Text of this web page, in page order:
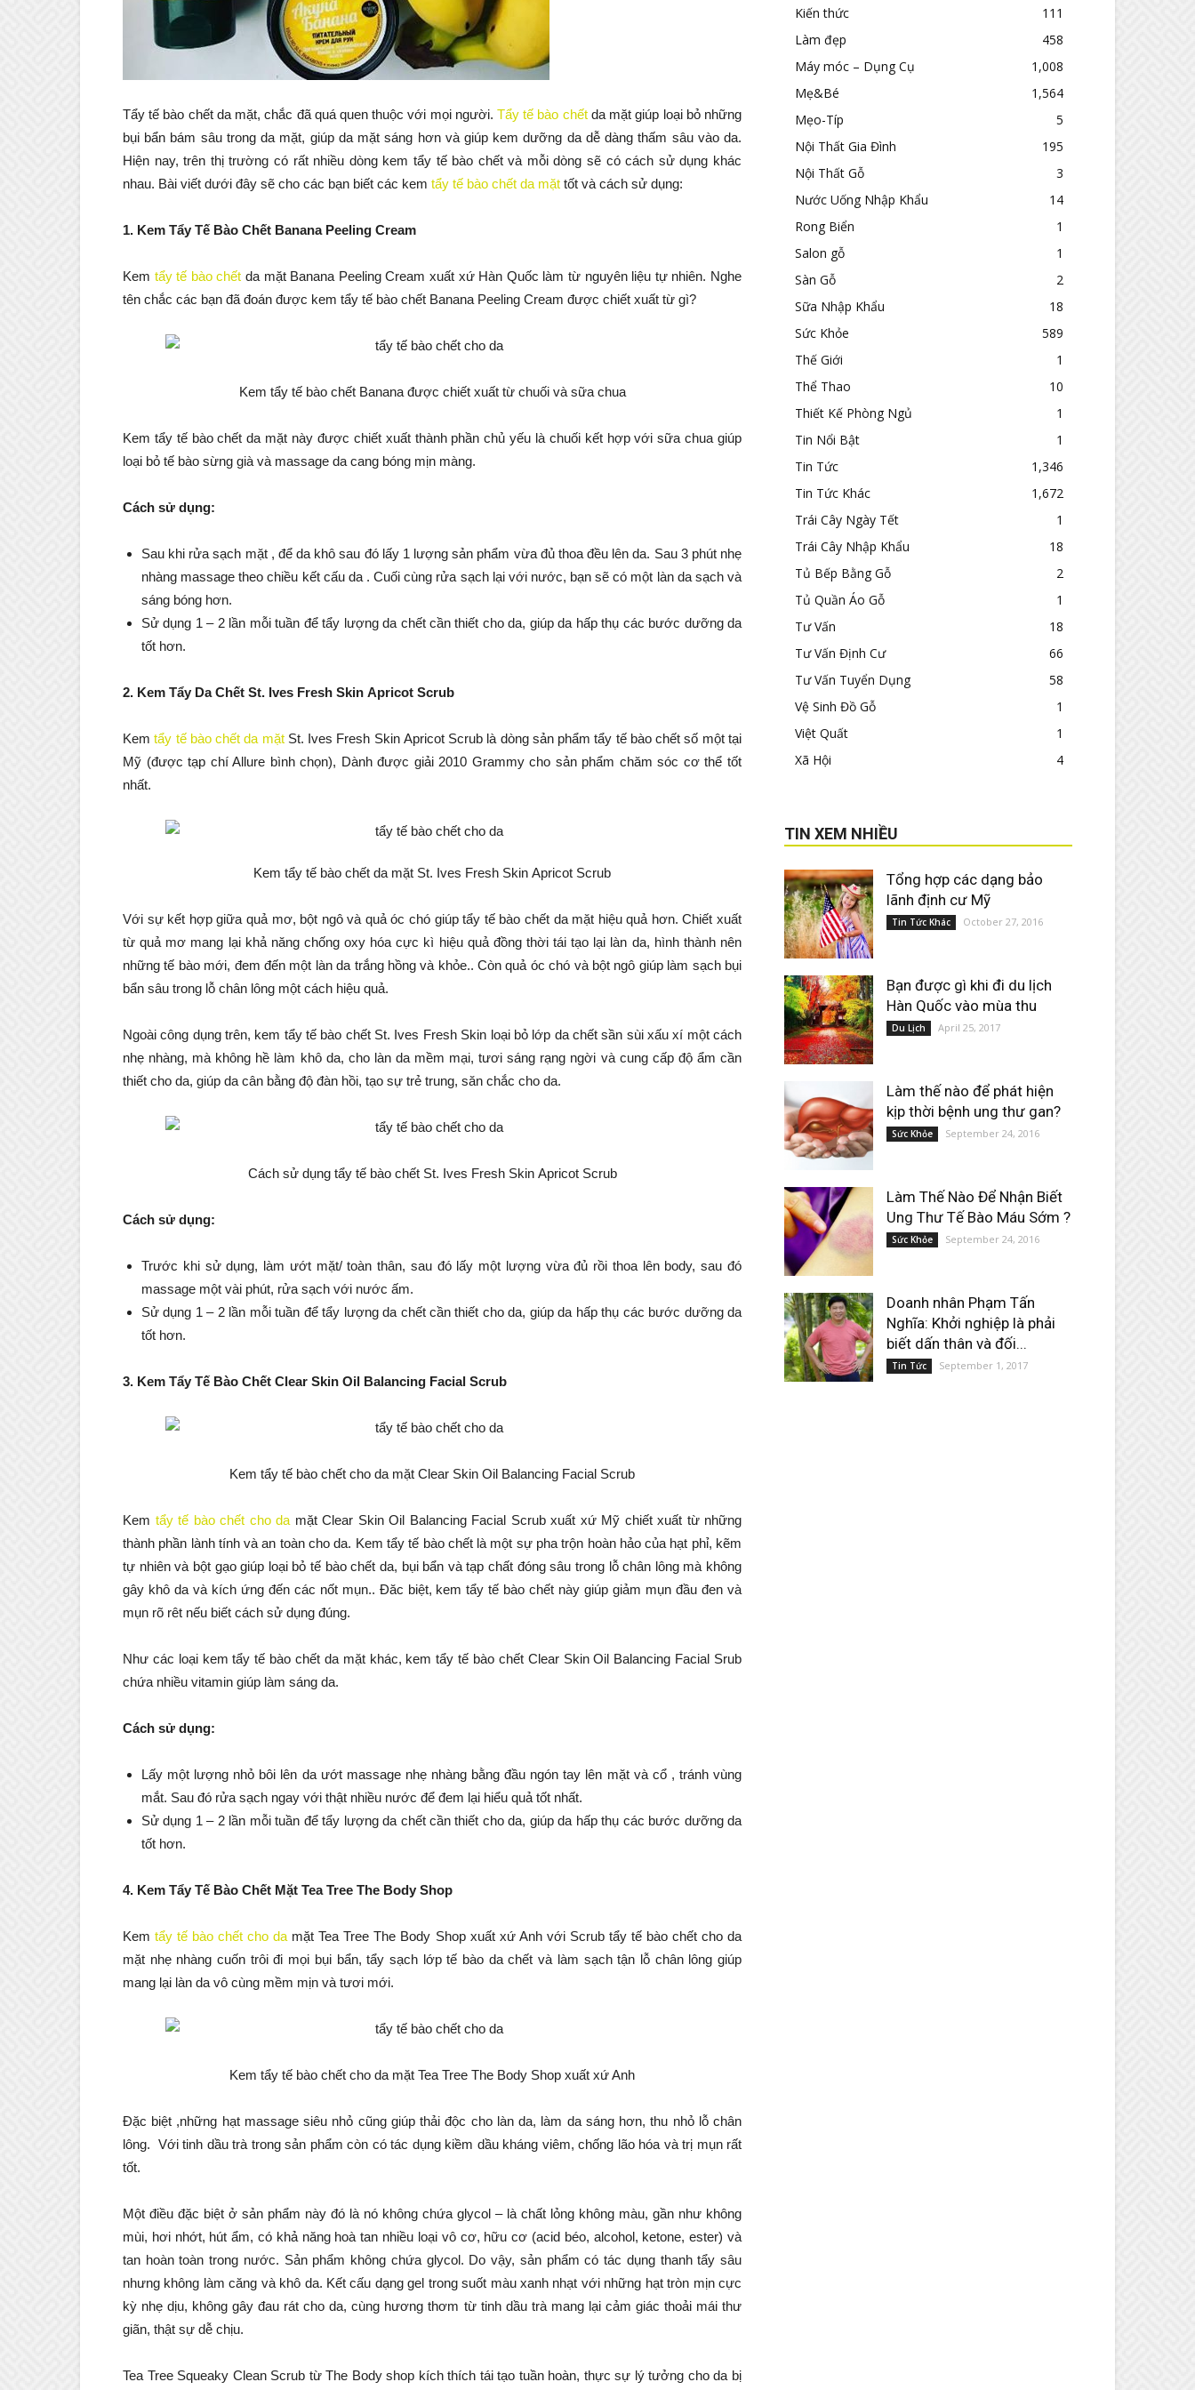
Tẩy tế bào chết da mặt, chắc đã quá quen thuộc với mọi người.Tẩy tế bào chếtda mặt giúp loại bỏ những
bụi bẩn bám sâu trong da mặt, giúp da mặt sáng hơn và giúp kem dưỡng da dễ dàng thấm sâu vào da.
Hiện nay, trên thị trường có rất nhiều dòng kem tẩy tế bào chết và mỗi dòng sẽ có cách sử dụng khác
nhau. Bài viết dưới đây sẽ cho các bạn biết các kem tẩy tế bào chết da mặt tốt và cách sử dụng:
1. Kem Tẩy Tế Bào Chết Banana Peeling Cream
Kem tẩy tế bào chết da mặt Banana Peeling Cream xuất xứ Hàn Quốc làm từ nguyên liệu tự nhiên. Nghe
tên chắc các bạn đã đoán được kem tẩy tế bào chết Banana Peeling Cream được chiết xuất từ gì?
Kem tẩy tế bào chết Banana được chiết xuất từ chuối và sữa chua
Kem tẩy tế bào chết da mặt này được chiết xuất thành phần chủ yếu là chuối kết hợp với sữa chua giúp
loại bỏ tế bào sừng già và massage da cang bóng mịn màng.
Cách sử dụng:
Sau khi rửa sạch mặt , để da khô sau đó lấy 1 lượng sản phẩm vừa đủ thoa đều lên da. Sau 3 phút nhẹ
nhàng massage theo chiều kết cấu da . Cuối cùng rửa sạch lại với nước, bạn sẽ có một làn da sạch và
sáng bóng hơn.
Sử dụng 1 – 2 lần mỗi tuần để tẩy lượng da chết cần thiết cho da, giúp da hấp thụ các bước dưỡng da
tốt hơn.
2. Kem Tẩy Da Chết St. Ives Fresh Skin Apricot Scrub
Kemtẩy tế bào chết da mặtSt. Ives Fresh Skin Apricot Scrub là dòng sản phẩm tẩy tế bào chết số một tại
Mỹ (được tạp chí Allure bình chọn), Dành được giải 2010 Grammy cho sản phẩm chăm sóc cơ thể tốt
nhất.
Kem tẩy tế bào chết da mặt St. Ives Fresh Skin Apricot Scrub
Với sự kết hợp giữa quả mơ, bột ngô và quả óc chó giúp tẩy tế bào chết da mặt hiệu quả hơn. Chiết xuất
từ quả mơ mang lại khả năng chống oxy hóa cực kì hiệu quả đồng thời tái tạo lại làn da, hình thành nên
những tế bào mới, đem đến một làn da trắng hồng và khỏe.. Còn quả óc chó và bột ngô giúp làm sạch bụi
bẩn sâu trong lỗ chân lông một cách hiệu quả.
Ngoài công dụng trên, kem tẩy tế bào chết St. Ives Fresh Skin loại bỏ lớp da chết sần sùi xấu xí một cách
nhẹ nhàng, mà không hề làm khô da, cho làn da mềm mại, tươi sáng rạng ngời và cung cấp độ ẩm cần
thiết cho da, giúp da cân bằng độ đàn hồi, tạo sự trẻ trung, săn chắc cho da.
Cách sử dụng tẩy tế bào chết St. Ives Fresh Skin Apricot Scrub
Cách sử dụng:
Trước khi sử dụng, làm ướt mặt/ toàn thân, sau đó lấy một lượng vừa đủ rồi thoa lên body, sau đó
massage một vài phút, rửa sạch với nước ấm.
Sử dụng 1 – 2 lần mỗi tuần để tẩy lượng da chết cần thiết cho da, giúp da hấp thụ các bước dưỡng da
tốt hơn.
3. Kem Tẩy Tế Bào Chết Clear Skin Oil Balancing Facial Scrub
Kem tẩy tế bào chết cho da mặt Clear Skin Oil Balancing Facial Scrub
Kem tẩy tế bào chết cho da mặt Clear Skin Oil Balancing Facial Scrub xuất xứ Mỹ chiết xuất từ những
thành phần lành tính và an toàn cho da. Kem tẩy tế bào chết là một sự pha trộn hoàn hảo của hạt phỉ, kẽm
tự nhiên và bột gạo giúp loại bỏ tế bào chết da, bụi bẩn và tạp chất đóng sâu trong lỗ chân lông mà không
gây khô da và kích ứng đến các nốt mụn.. Đăc biệt, kem tẩy tế bào chết này giúp giảm mụn đầu đen và
mụn rõ rêt nếu biết cách sử dụng đúng.
Như các loại kem tẩy tế bào chết da mặt khác, kem tẩy tế bào chết Clear Skin Oil Balancing Facial Srub
chứa nhiều vitamin giúp làm sáng da.
Cách sử dụng:
Lấy một lượng nhỏ bôi lên da ướt massage nhẹ nhàng bằng đầu ngón tay lên mặt và cổ , tránh vùng
mắt. Sau đó rửa sạch ngay với thật nhiều nước để đem lại hiểu quả tốt nhất.
Sử dụng 1 – 2 lần mỗi tuần để tẩy lượng da chết cần thiết cho da, giúp da hấp thụ các bước dưỡng da
tốt hơn.
4. Kem Tẩy Tế Bào Chết Mặt Tea Tree The Body Shop
Kemtẩy tế bào chết cho da mặt Tea Tree The Body Shop xuất xứ Anh với Scrub tẩy tế bào chết cho da
mặt nhẹ nhàng cuốn trôi đi mọi bụi bẩn, tẩy sạch lớp tế bào da chết và làm sạch tận lỗ chân lông giúp
mang lại làn da vô cùng mềm mịn và tươi mới.
Kem tẩy tế bào chết cho da mặt Tea Tree The Body Shop xuất xứ Anh
Đặc biệt ,những hạt massage siêu nhỏ cũng giúp thải độc cho làn da, làm da sáng hơn, thu nhỏ lỗ chân
lông. Với tinh dầu trà trong sản phẩm còn có tác dụng kiềm dầu kháng viêm, chống lão hóa và trị mụn rất
tốt.
Một điều đặc biệt ở sản phẩm này đó là nó không chứa glycol – là chất lỏng không màu, gần như không
mùi, hơi nhớt, hút ẩm, có khả năng hoà tan nhiều loại vô cơ, hữu cơ (acid béo, alcohol, ketone, ester) và
tan hoàn toàn trong nước. Sản phẩm không chứa glycol. Do vậy, sản phẩm có tác dụng thanh tẩy sâu
nhưng không làm căng và khô da. Kết cấu dạng gel trong suốt màu xanh nhạt với những hạt tròn mịn cực
kỳ nhẹ dịu, không gây đau rát cho da, cùng hương thơm từ tinh dầu trà mang lại cảm giác thoải mái thư
giãn, thật sự dễ chịu.
Tea Tree Squeaky Clean Scrub từ The Body shop kích thích tái tạo tuần hoàn, thực sự lý tưởng cho da bị
Kiến thức
111
Làm đẹp
458
Máy móc – Dụng Cụ
1,008
Mẹ&Bé
1,564
Mẹo-Típ
5
Nội Thất Gia Đình
195
Nội Thất Gỗ
3
Nước Uống Nhập Khẩu
14
Rong Biển
1
Salon gỗ
1
Sàn Gỗ
2
Sữa Nhập Khẩu
18
Sức Khỏe
589
Thế Giới
1
Thể Thao
10
Thiết Kế Phòng Ngủ
1
Tin Nổi Bật
1
Tin Tức
1,346
Tin Tức Khác
1,672
Trái Cây Ngày Tết
1
Trái Cây Nhập Khẩu
18
Tủ Bếp Bằng Gỗ
2
Tủ Quần Áo Gỗ
1
Tư Vấn
18
Tư Vấn Định Cư
66
Tư Vấn Tuyển Dụng
58
Vệ Sinh Đồ Gỗ
1
Việt Quất
1
Xã Hội
4
TIN XEM NHIỀU
Tổng hợp các dạng bảo
lãnh định cư Mỹ
Tin Tức Khác October 27, 2016
Bạn được gì khi đi du lịch
Hàn Quốc vào mùa thu
Du Lịch April 25, 2017
Làm thế nào để phát hiện
kịp thời bệnh ung thư gan?
Sức Khỏe September 24, 2016
Làm Thế Nào Để Nhận Biết
Ung Thư Tế Bào Máu Sớm ?
Sức Khỏe September 24, 2016
Doanh nhân Phạm Tấn
Nghĩa: Khởi nghiệp là phải
biết dấn thân và đối...
Tin Tức September 1, 2017